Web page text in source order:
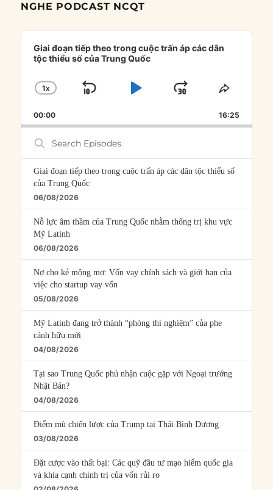
NGHE PODCAST NCQT
Audio
Player
Giai đoạn tiếp theo trong cuộc trấn áp các dân
tộc thiểu số của Trung Quốc
CHANGE
RATE
1X
SKIP
PLAYJUMP
FORWARD
SHARE
00:00 16:25
Search
Episodes
Giai đoạn tiếp theo trong cuộc trấn áp các dân tộc thiểu số
của Trung Quốc
06/08/2026
Nỗ lực âm thầm của Trung Quốc nhằm thống trị khu vực
Mỹ Latinh
06/08/2026
Nợ cho kẻ mộng mơ: Vốn vay chính sách và giới hạn của
việc cho startup vay vốn
05/08/2026
Mỹ Latinh đang trở thành “phòng thí nghiệm” của phe
cánh hữu mới
04/08/2026
Tại sao Trung Quốc phủ nhận cuộc gặp với Ngoại trưởng
Nhật Bản?
04/08/2026
Điểm mù chiến lược của Trump tại Thái Bình Dương
03/08/2026
Đặt cược vào thất bại: Các quỹ đầu tư mạo hiểm quốc gia
và khía cạnh chính trị của vốn rủi ro